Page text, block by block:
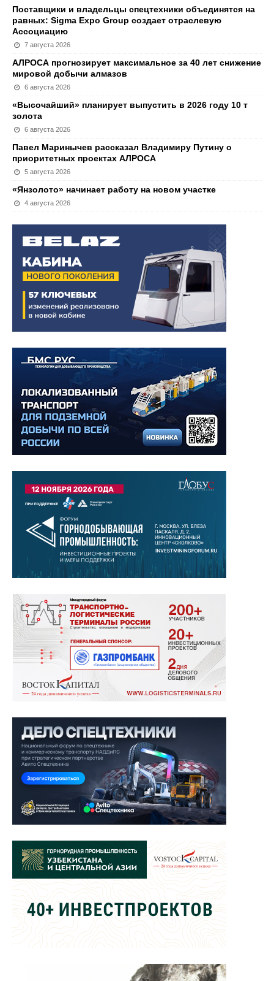
Поставщики и владельцы спецтехники объединятся на
равных: Sigma Expo Group создает отраслевую
Ассоциацию
7 августа 2026
АЛРОСА прогнозирует максимальное за 40 лет снижение
мировой добычи алмазов
6 августа 2026
«Высочайший» планирует выпустить в 2026 году 10 т
золота
6 августа 2026
Павел Маринычев рассказал Владимиру Путину о
приоритетных проектах АЛРОСА
5 августа 2026
«Янзолото» начинает работу на новом участке
4 августа 2026